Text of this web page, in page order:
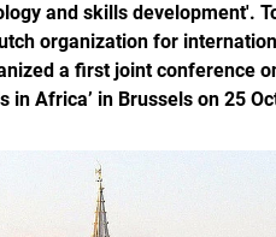
and skills development'.
organization for
a first joint conference
Africa’ in Brussels on 25